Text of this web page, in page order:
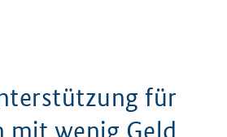
für
mit wenig Geld